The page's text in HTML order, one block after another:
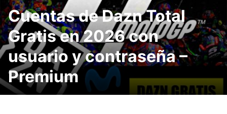
Cuentas de Dazn Total
Gratis en 2026 con
usuario y contraseña –
Premium